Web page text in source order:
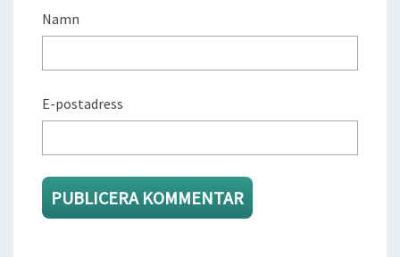
Namn
E-postadress